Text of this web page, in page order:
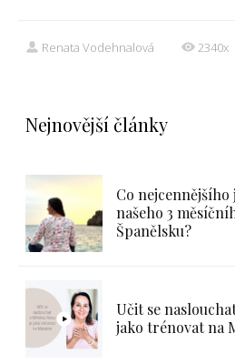
Renata Vodehnalová 2340x
Nejnovější články
Co nejcennějšího
našeho 3
Španělsku?
Učit se
jako trénovat na